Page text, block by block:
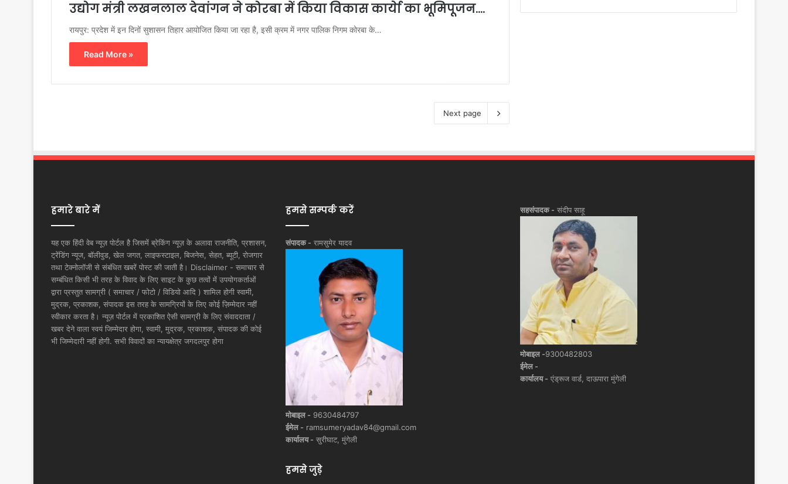
उद्योग मंत्री लखनलाल देवांगन ने कोरबा में किया विकास कार्येा का भूमिपूजन….
रायपुर: प्रदेश में इन दिनों सुशासन तिहार आयोजित किया जा रहा है, इसी क्रम में नगर पालिक निगम कोरबा के…
Read More »
Next page
हमारे बारे में
यह एक हिंदी वेब न्यूज़ पोर्टल है जिसमें ब्रेकिंग न्यूज़ के अलावा राजनीति, प्रशासन,
ट्रेंडिंग न्यूज, बॉलीवुड, खेल जगत, लाइफस्टाइल, बिजनेस, सेहत, ब्यूटी, रोजगार
तथा टेक्नोलॉजी से संबंधित खबरें पोस्ट की जाती है। Disclaimer - समाचार से
सम्बंधित किसी भी तरह के विवाद के लिए साइट के कुछ तत्वों में उपयोगकर्ताओं
द्वारा प्रस्तुत सामग्री ( समाचार / फोटो / विडियो आदि ) शामिल होगी स्वामी,
मुद्रक, प्रकाशक, संपादक इस तरह के सामग्रियों के लिए कोई ज़िम्मेदार नहीं
स्वीकार करता है। न्यूज़ पोर्टल में प्रकाशित ऐसी सामग्री के लिए संवाददाता /
खबर देने वाला स्वयं जिम्मेदार होगा, स्वामी, मुद्रक, प्रकाशक, संपादक की कोई
भी जिम्मेदारी नहीं होगी. सभी विवादों का न्यायक्षेत्र जगदलपुर होगा
हमसे सम्पर्क करें
संपादक - रामसुमेर यादव
मोबाइल - 9630484797
ईमेल - ramsumeryadav84@gmail.com
कार्यालय - सुरीघाट, मुंगेली
हमसे जुड़े
सहसंपादक - संदीप साहू
मोबाइल -9300482803
ईमेल -
कार्यालय - एंड्रूज वार्ड, दाऊपारा मुंगेली